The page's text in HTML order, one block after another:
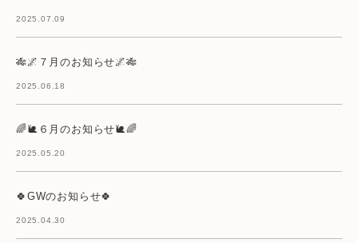
2025.07.09
🎋🌌７月のお知らせ🌌🎋
2025.06.18
🌈🐌６月のお知らせ🐌🌈
2025.05.20
🍀GWのお知らせ🍀
2025.04.30